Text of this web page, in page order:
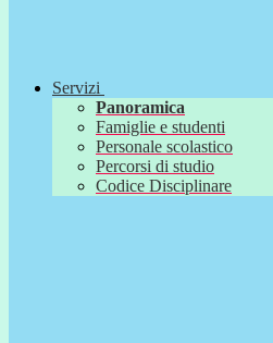
Servizi
Panoramica
Famiglie e studenti
Personale scolastico
Percorsi di studio
Codice Disciplinare